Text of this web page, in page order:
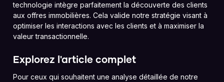
technologie intègre parfaitement la découverte des clients
aux offres immobilières. Cela valide notre stratégie visant à
optimiser les interactions avec les clients et à maximiser la
valeur transactionnelle.
Explorez l'article complet
Pour ceux qui souhaitent une analyse détaillée de notre